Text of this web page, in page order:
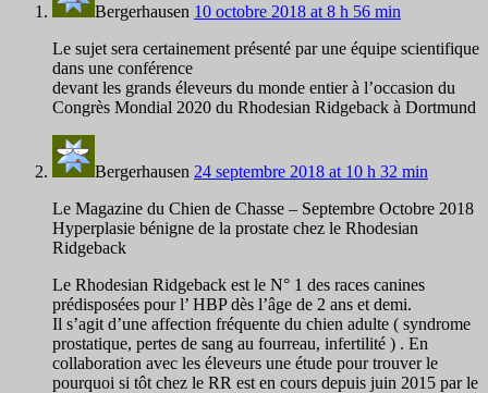
Bergerhausen 10 octobre 2018 at 8 h 56 min
Le sujet sera certainement présenté par une équipe scientifique
dans une conférence
devant les grands éleveurs du monde entier à l’occasion du
Congrès Mondial 2020 du Rhodesian Ridgeback à Dortmund
Bergerhausen 24 septembre 2018 at 10 h 32 min
Le Magazine du Chien de Chasse – Septembre Octobre 2018
Hyperplasie bénigne de la prostate chez le Rhodesian
Ridgeback
Le Rhodesian Ridgeback est le N° 1 des races canines
prédisposées pour l’ HBP dès l’âge de 2 ans et demi.
Il s’agit d’une affection fréquente du chien adulte ( syndrome
prostatique, pertes de sang au fourreau, infertilité ) . En
collaboration avec les éleveurs une étude pour trouver le
pourquoi si tôt chez le RR est en cours depuis juin 2015 par le